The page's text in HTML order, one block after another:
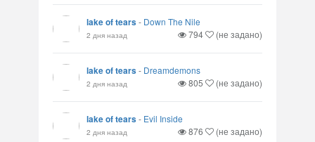
lake of tears- Down The Nile
2 дня назад 794 (не задано)
lake of tears- Dreamdemons
2 дня назад 805 (не задано)
lake of tears- Evil Inside
2 дня назад 876 (не задано)